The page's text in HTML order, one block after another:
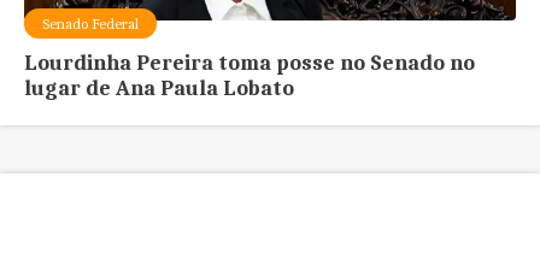
Senado Federal
Lourdinha Pereira toma posse no Senado no
lugar de Ana Paula Lobato